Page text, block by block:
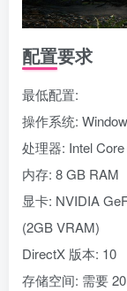
配置要求
最低配置:
操作系统:
处理器: Intel
内存: 8 GB RAM
显卡: NVIDIA
(2GB VRAM)
DirectX 版本: 10
存储空间: 需要